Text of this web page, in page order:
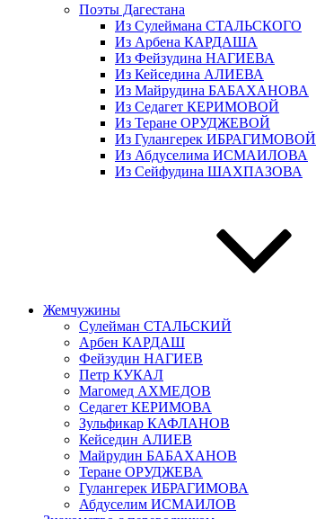
Поэты Дагестана
Из Сулеймана СТАЛЬСКОГО
Из Арбена КАРДАША
Из Фейзудина НАГИЕВА
Из Кейседина АЛИЕВА
Из Майрудина БАБАХАНОВА
Из Седагет КЕРИМОВОЙ
Из Теране ОРУДЖЕВОЙ
Из Гулангерек ИБРАГИМОВОЙ
Из Абдуселима ИСМАИЛОВА
Из Сейфудина ШАХПАЗОВА
Жемчужины
Сулейман СТАЛЬСКИЙ
Арбен КАРДАШ
Фейзудин НАГИЕВ
Петр КУКАЛ
Магомед АХМЕДОВ
Седагет КЕРИМОВА
Зульфикар КАФЛАНОВ
Кейседин АЛИЕВ
Майрудин БАБАХАНОВ
Теране ОРУДЖЕВА
Гулангерек ИБРАГИМОВА
Абдуселим ИСМАИЛОВ